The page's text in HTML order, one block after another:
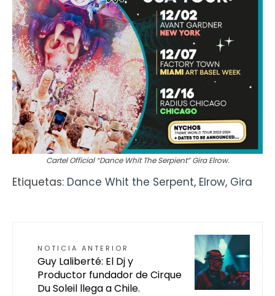
Cartel Official “Dance Whit The Serpient” Gira Elrow.
Etiquetas: Dance Whit the Serpent, Elrow, Gira
NOTICIA ANTERIOR
Guy Laliberté: El Dj y
Productor fundador de Cirque
Du Soleil llega a Chile.